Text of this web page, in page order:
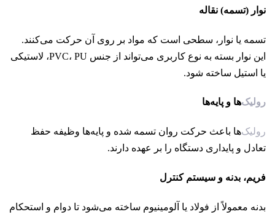
نوار (تسمه) نقاله
تسمه یا نوار، سطحی است که مواد بر روی آن حرکت می‌کنند.
این نوار بسته به نوع کاربری می‌تواند از جنس PVC، PU، لاستیکی
یا استیل ساخته شود.
رولیک‌ها و پایه‌ها
رولیک‌ها باعث حرکت روان تسمه شده و پایه‌ها وظیفه حفظ
تعادل و پایداری دستگاه را بر عهده دارند.
فریم، بدنه و سیستم کنترل
بدنه معمولاً از فولاد یا آلومینیوم ساخته می‌شود تا دوام و استحکام